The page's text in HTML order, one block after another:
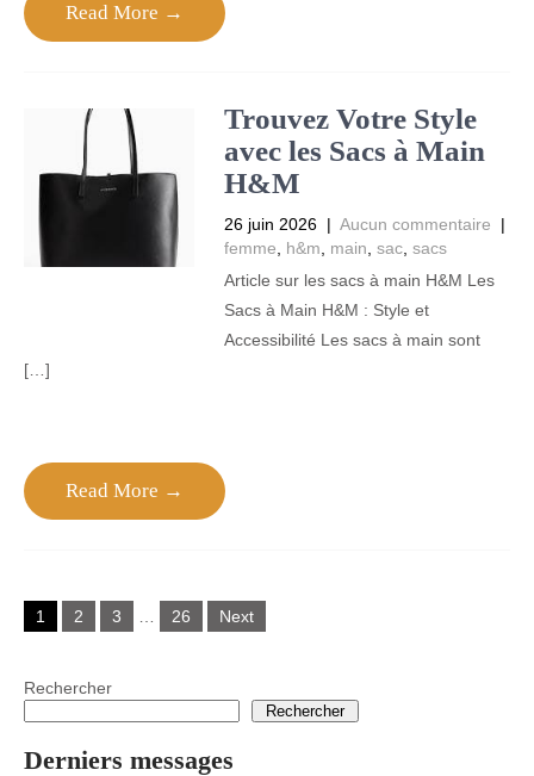
Read More →
Trouvez Votre Style
avec les Sacs à Main
H&M
26 juin 2026 | Aucun commentaire
|
femme
h&m main sac, sacs
Article sur les sacs à main H&M Les
Sacs à Main H&M : Style et
Accessibilité Les sacs à main sont
[…]
Read More →
Posts
navigation
1 2 3 26 Next
Rechercher
Rechercher
Derniers messages